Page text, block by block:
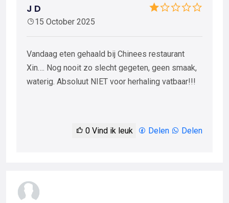
J D
15 October 2025
Vandaag eten gehaald bij Chinees restaurant
Xin…. Nog nooit zo slecht gegeten, geen smaak,
waterig. Absoluut NIET voor herhaling vatbaar!!!
0 Vind ik leuk Delen Delen